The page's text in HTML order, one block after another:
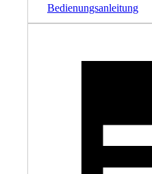
Bedienungsanleitung